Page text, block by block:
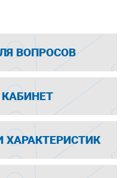
ВОПРОСОВ
ХАРАКТЕРИСТИК